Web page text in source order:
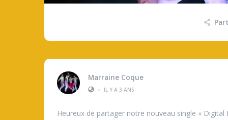
Marraine Coque
•
IL Y A 3 ANS
Heureux de partager notre nouveau single « Digital